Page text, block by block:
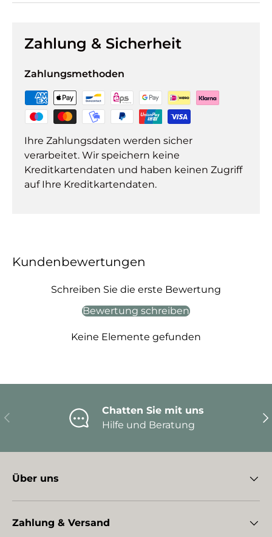
Zahlung & Sicherheit
Zahlungsmethoden
Ihre Zahlungsdaten werden sicher
verarbeitet. Wir speichern keine
Kreditkartendaten und haben keinen Zugriff
auf Ihre Kreditkartendaten.
Kundenbewertungen
Schreiben Sie die erste Bewertung
Bewertung schreiben
Keine Elemente gefunden
Vorherige
Chatten Sie mit uns
Hilfe und Beratung
Über uns
Zahlung & Versand